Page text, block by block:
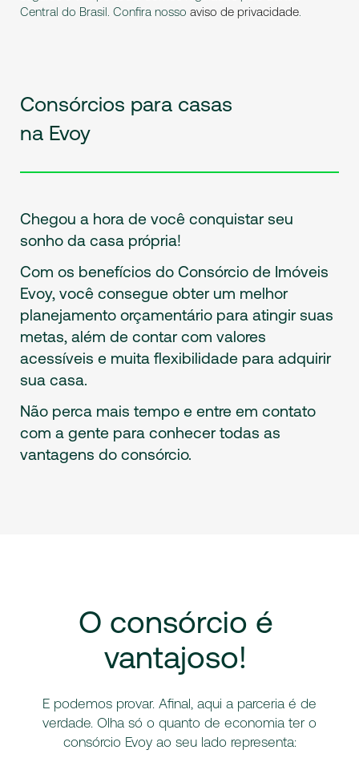
Central do Brasil. Confira nosso aviso de privacidade.
Consórcios para casas
na Evoy
Chegou a hora de você conquistar seu
sonho da casa própria!
Com os benefícios do Consórcio de Imóveis
Evoy, você consegue obter um melhor
planejamento orçamentário para atingir suas
metas, além de contar com valores
acessíveis e muita flexibilidade para adquirir
sua casa.
Não perca mais tempo e entre em contato
com a gente para conhecer todas as
vantagens do consórcio.
O consórcio é
vantajoso!
E podemos provar. Afinal, aqui a parceria é de
verdade. Olha só o quanto de economia ter o
consórcio Evoy ao seu lado representa: